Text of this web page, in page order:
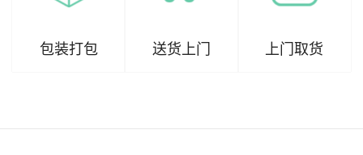
包装打包 送货上门 上门取货